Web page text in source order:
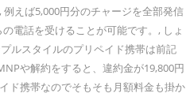
えば5,000円分のチャージを全部発信
電話を受けることが可能です。, しょ
ルスタイルのプリペイド携帯は前記
や解約をすると、違約金が19,800円
ド携帯なのでそもそも月額料金も掛か